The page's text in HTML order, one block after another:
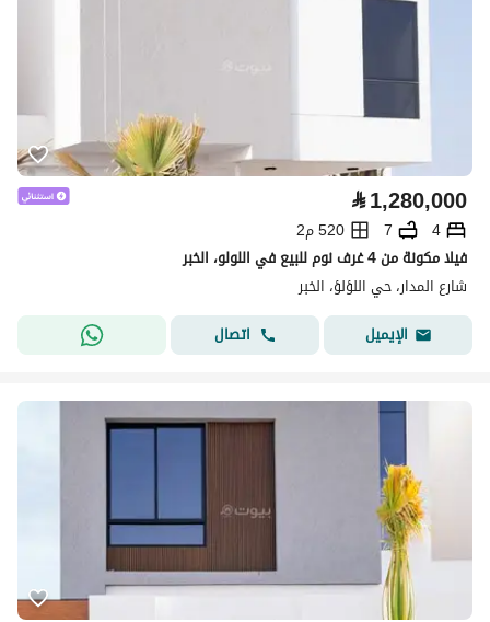
⃁1,280,000
4
7
520 م2
فيلا مكونة من 4 غرف نوم للبيع في اللولو، الخبر
شارع المدار، حي اللؤلؤ، الخبر
الإيميل
اتصال